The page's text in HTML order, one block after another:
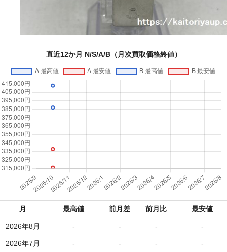
直近12か月 N/S/A/B（月次買取価格終値）
月 最高値 前月差 前月比 最安値
2026年8月 - - - -
2026年7月 - - - -